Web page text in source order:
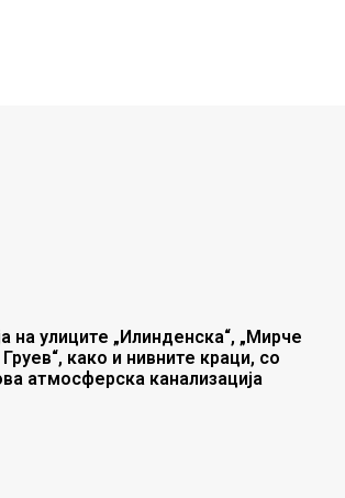
на улиците „Илинденска“, „Мирче
како и нивните краци, со
атмосферска канализација